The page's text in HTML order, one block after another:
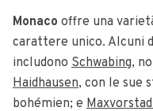
Monaco offre una
carattere unico. Alcuni
includono Schwabing,
Haidhausen, con le sue
bohémien; e